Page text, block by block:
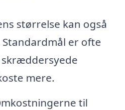
størrelse kan også
er ofte
mere.
til